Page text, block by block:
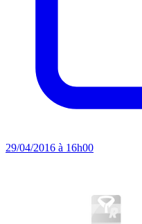
29/04/2016 à 16h00